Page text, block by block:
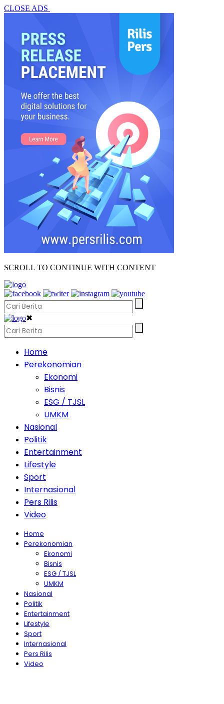
CLOSE ADS
SCROLL TO CONTINUE WITH CONTENT
✖
Home
Perekonomian
Ekonomi
Bisnis
ESG / TJSL
UMKM
Nasional
Politik
Entertainment
Lifestyle
Sport
Internasional
Pers Rilis
Video
Home
Perekonomian
Ekonomi
Bisnis
ESG / TJSL
UMKM
Nasional
Politik
Entertainment
Lifestyle
Sport
Internasional
Pers Rilis
Video